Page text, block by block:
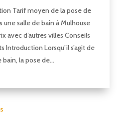
Tarif moyen de la pose de
une salle de bain à Mulhouse
avec d’autres villes Conseils
Introduction Lorsqu’il s’agit de
la pose de...